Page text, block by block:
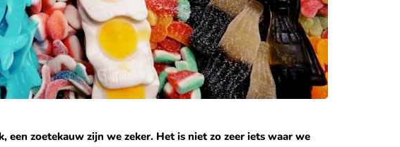
zoetekauw zijn we zeker. Het is niet zo zeer iets waar we